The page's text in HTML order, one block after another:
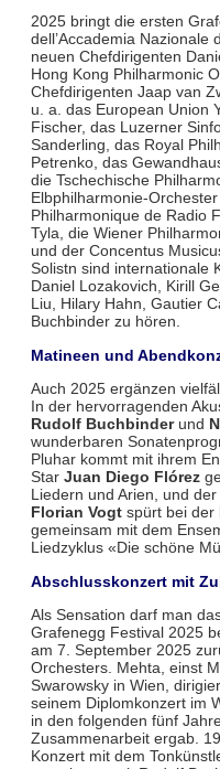
2025 bringt die ersten
dell’Accademia Nazionale
neuen Chefdirigenten
Hong Kong Philharmonic
Chefdirigenten Jaap van
u. a. das European Union
Fischer, das Luzerner
Sanderling, das Royal
Petrenko, das
die Tschechische
Elbphilharmonie-
Philharmonique de Radio
Tyla, die Wiener
und der Concentus
Solistn sind internationale
Daniel Lozakovich, Kirill
Liu, Hilary Hahn, Gautier
Buchbinder zu hören.
Matineen und
Auch 2025 ergänzen
In der hervorragenden
Rudolf Buchbinderund
wunderbaren
Pluhar kommt mit ihrem
Star Juan Diego Flórez
Liedern und Arien, und
Florian Vogtspürt bei der
gemeinsam mit dem
Liedzyklus «Die schöne
Abschlusskonzert mit
Als Sensation darf man
Grafenegg Festival 2025
am 7. September 2025
Orchesters. Mehta, einst
Swarowsky in Wien,
seinem Diplomkonzert im
in den folgenden fünf
Zusammenarbeit ergab.
Konzert mit dem